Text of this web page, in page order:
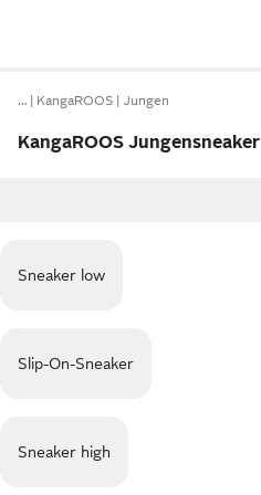
… KangaROOS Jungen
KangaROOS Jungensneaker
Sneaker low
Slip-On-Sneaker
Sneaker high